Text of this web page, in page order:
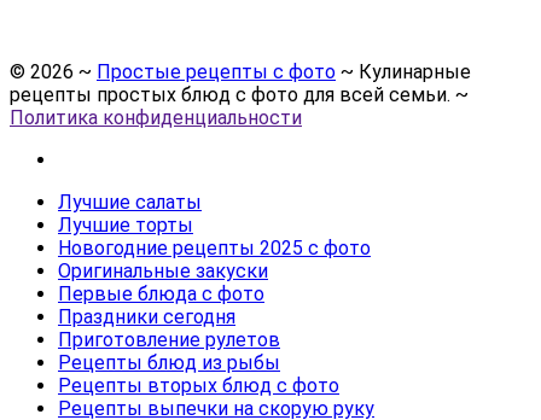
© 2026 ~ Простые рецепты с фото ~ Кулинарные
рецепты простых блюд с фото для всей семьи. ~
Политика конфиденциальности
Лучшие салаты
Лучшие торты
Новогодние рецепты 2025 с фото
Оригинальные закуски
Первые блюда с фото
Праздники сегодня
Приготовление рулетов
Рецепты блюд из рыбы
Рецепты вторых блюд с фото
Рецепты выпечки на скорую руку